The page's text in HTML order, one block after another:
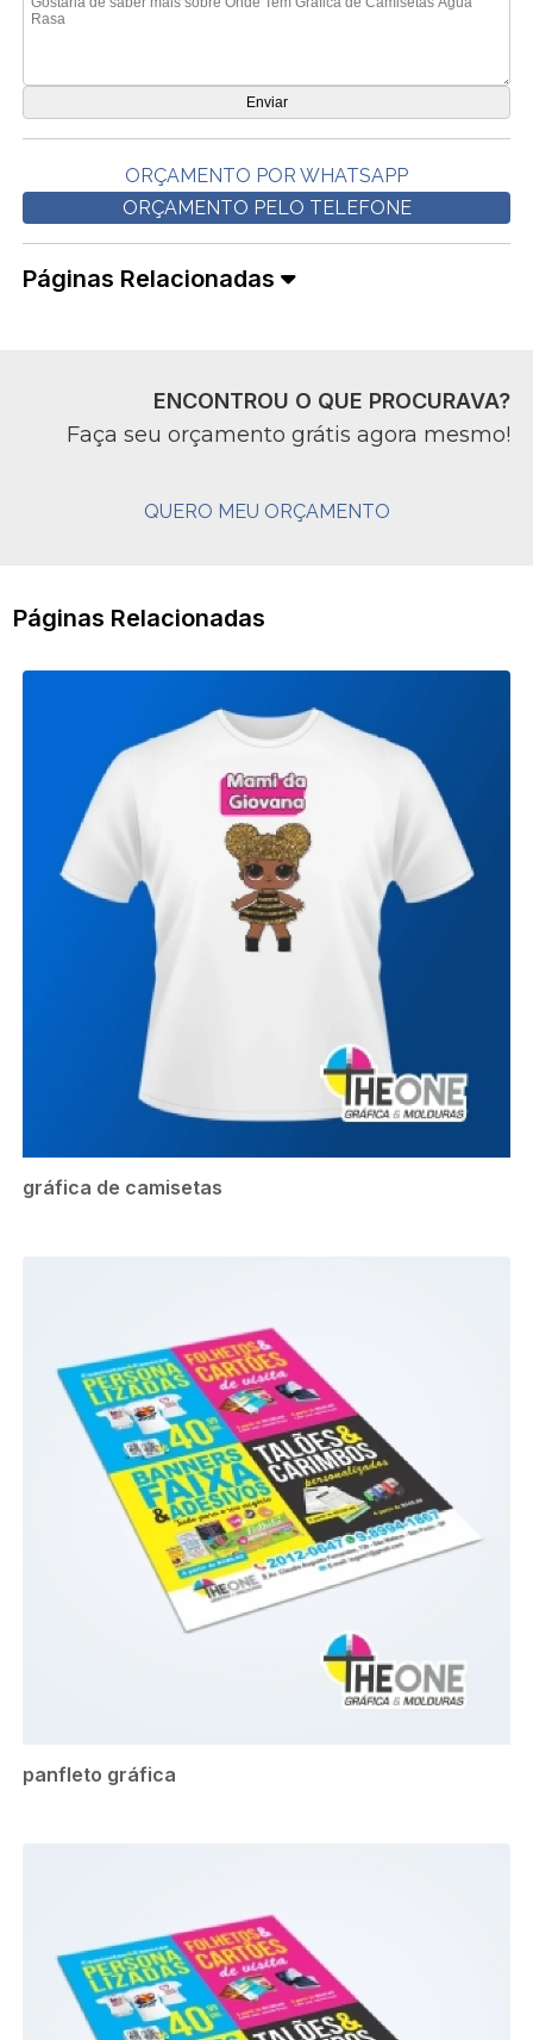
ORÇAMENTO POR WHATSAPP
ORÇAMENTO PELO TELEFONE
Páginas Relacionadas
ENCONTROU O QUE PROCURAVA?
Faça seu orçamento grátis agora mesmo!
QUERO MEU ORÇAMENTO
Páginas Relacionadas
gráfica de camisetas
panfleto gráfica